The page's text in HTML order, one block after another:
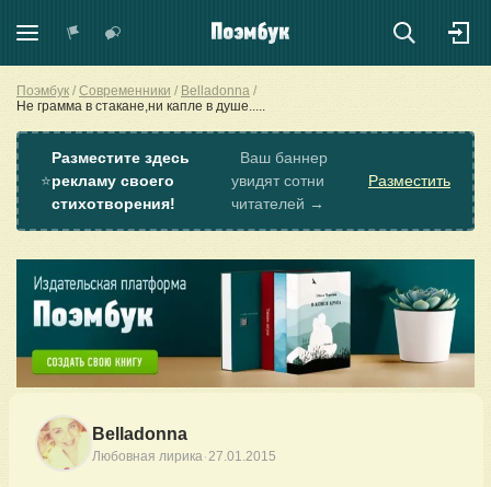
Поэмбук Современники
Belladonna
Не грамма в стакане,ни капле в душе.....
⭐
Разместите здесь
рекламу своего
стихотворения!
Ваш баннер
увидят сотни
читателей →
Разместить
Belladonna
Любовная лирика·27.01.2015